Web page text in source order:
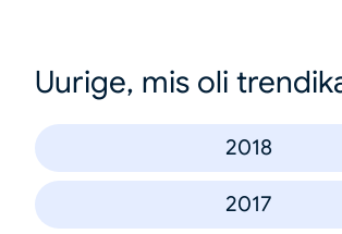
Uurige, mis oli
2018
2017